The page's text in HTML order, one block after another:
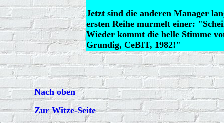
Jetzt sind die anderen Manager
ersten Reihe murmelt einer:
Wieder kommt die helle Stimme
Grundig, CeBIT, 1982!"
Nach oben
Zur Witze-Seite